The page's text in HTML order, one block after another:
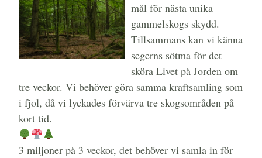
mål för nästa unika
gammelskogs skydd.
Tillsammans kan vi känna
segerns sötma för det
sköra Livet på Jorden om
tre veckor. Vi behöver göra samma kraftsamling som
i fjol, då vi lyckades förvärva tre skogsområden på
kort tid.
3 miljoner på 3 veckor, det behöver vi samla in för